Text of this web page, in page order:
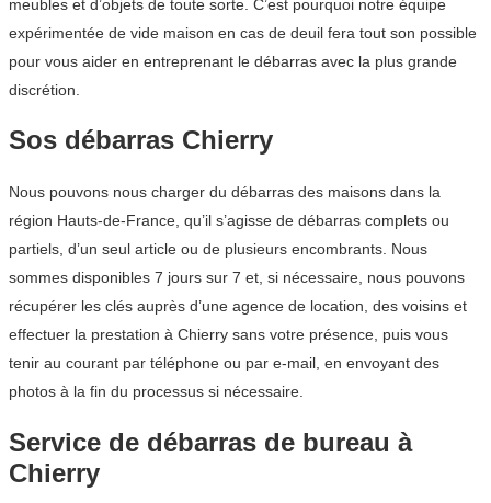
meubles et d’objets de toute sorte. C’est pourquoi notre équipe
expérimentée de vide maison en cas de deuil fera tout son possible
pour vous aider en entreprenant le débarras avec la plus grande
discrétion.
Sos débarras Chierry
Nous pouvons nous charger du débarras des maisons dans la
région Hauts-de-France, qu’il s’agisse de débarras complets ou
partiels, d’un seul article ou de plusieurs encombrants. Nous
sommes disponibles 7 jours sur 7 et, si nécessaire, nous pouvons
récupérer les clés auprès d’une agence de location, des voisins et
effectuer la prestation à Chierry sans votre présence, puis vous
tenir au courant par téléphone ou par e-mail, en envoyant des
photos à la fin du processus si nécessaire.
Service de débarras de bureau à
Chierry